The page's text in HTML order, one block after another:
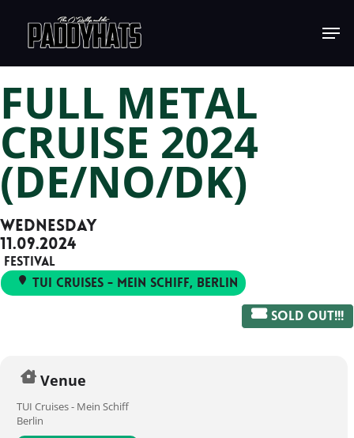
main
content
Jump to
FULL METAL
CRUISE 2024
(DE/NO/DK)
WEDNESDAY
11.09.2024
Festival
TUI Cruises - Mein Schiff, Berlin
SOLD OUT!!!
Venue
TUI Cruises - Mein Schiff
Berlin